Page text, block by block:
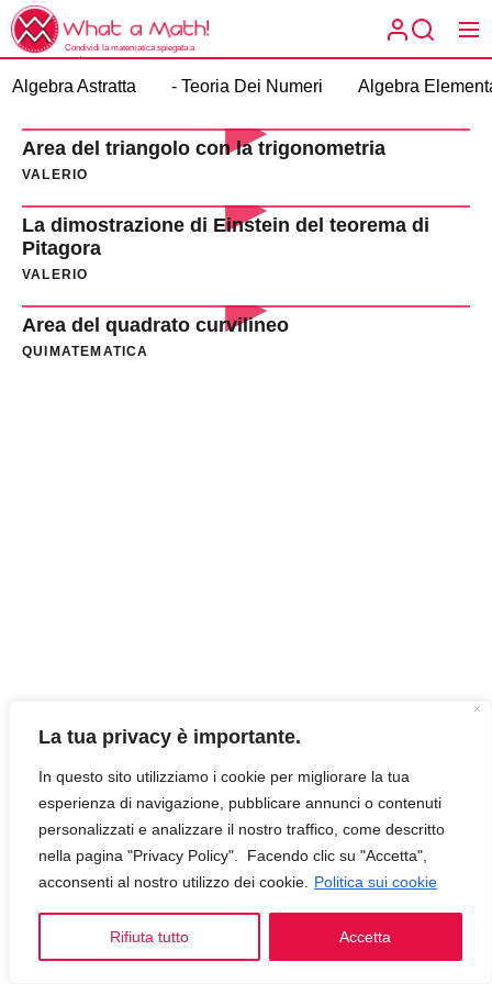
La tua privacy è importante.
In questo sito utilizziamo i cookie per migliorare la tua
esperienza di navigazione, pubblicare annunci o contenuti
personalizzati e analizzare il nostro traffico, come descritto
nella pagina "Privacy Policy". Facendo clic su "Accetta",
acconsenti al nostro utilizzo dei cookie.
Politica sui cookie
Rifiuta tutto Accetta
Skip
to
the
content
What
What a
Math!
Condividi la matematica spiegata a
modo tuo.
Algebra Astratta - Teoria Dei Numeri Algebra
Area del triangolo con la trigonometria
VALERIO
La dimostrazione di Einstein del teorema di
Pitagora
VALERIO
Area del quadrato curvilineo
QUIMATEMATICA